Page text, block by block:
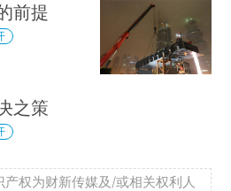
前提
之策
权为财新传媒及/或相关权利人